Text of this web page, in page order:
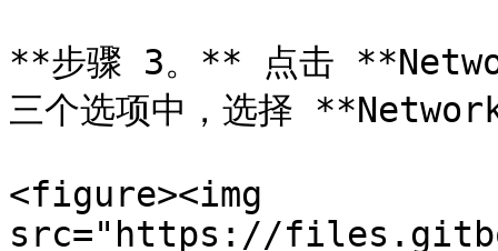
**步骤 3。** 点击
三个选项中，选择
<figure><img
src="https://